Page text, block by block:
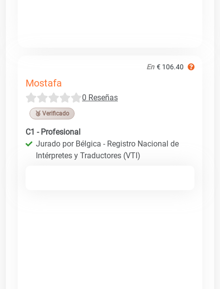
En € 106.40
Mostafa
0 Reseñas
🥉 Verificado
C1 - Profesional
Jurado por Bélgica - Registro Nacional de
Intérpretes y Traductores (VTI)